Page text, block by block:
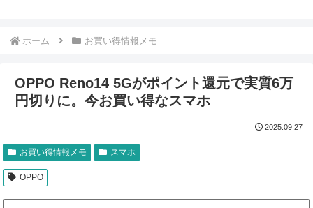
ホーム お買い得情報メモ
OPPO Reno14 5Gがポイント還元で実質6万
円切りに。今お買い得なスマホ
2025.09.27
お買い得情報メモ スマホ
OPPO